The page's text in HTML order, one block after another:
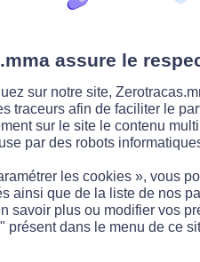
assure le
sur notre site,
traceurs afin de faciliter le
sur le site le contenu
par des robots
les cookies », vous
ainsi que de la liste de nos
savoir plus ou modifier vos
présent dans le menu de ce